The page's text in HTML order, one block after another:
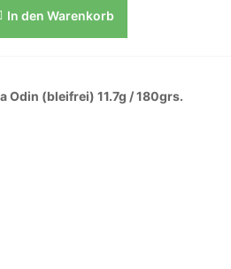
In den Warenkorb
Odin (bleifrei) 11.7g / 180grs.